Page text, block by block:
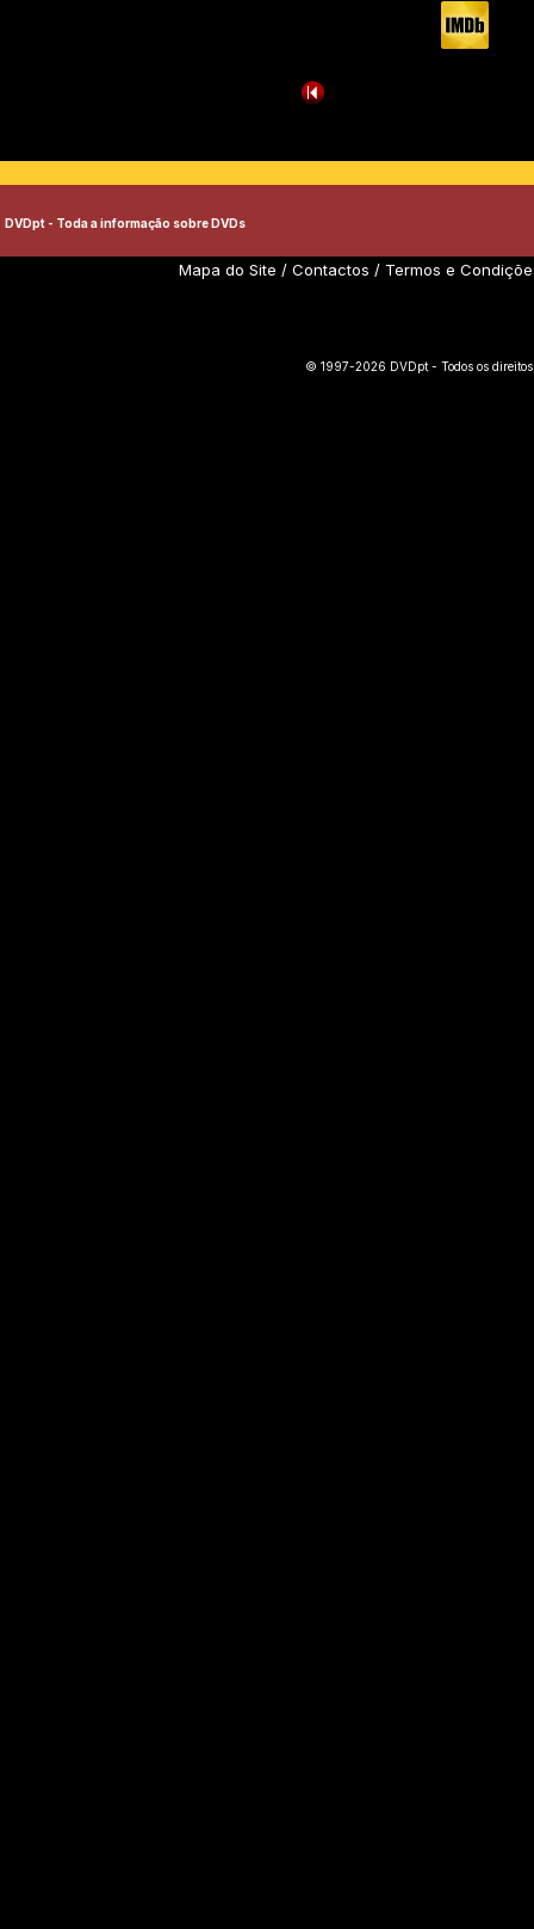
DVDpt - Toda a informação sobre DVDs
Mapa do Site / Contactos / Termos e
© 1997-2026 DVDpt - Todos os direitos